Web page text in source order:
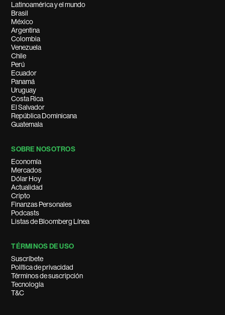
Latinoamérica y el mundo
Brasil
México
Argentina
Colombia
Venezuela
Chile
Perú
Ecuador
Panamá
Uruguay
Costa Rica
El Salvador
República Dominicana
Guatemala
SOBRE NOSOTROS
Economía
Mercados
Dólar Hoy
Actualidad
Cripto
Finanzas Personales
Podcasts
Listas de Bloomberg Línea
TÉRMINOS DE USO
Suscríbete
Política de privacidad
Términos de suscripción
Tecnología
T&C